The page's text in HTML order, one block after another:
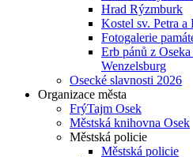
Hrad Rýzmburk
Kostel sv. Petra a
Fotogalerie
Erb pánů z
Wenzelsburg
Osecké slavnosti 2026
Organizace města
FrýTajm Osek
Městská knihovna Osek
Městská policie
Městská policie